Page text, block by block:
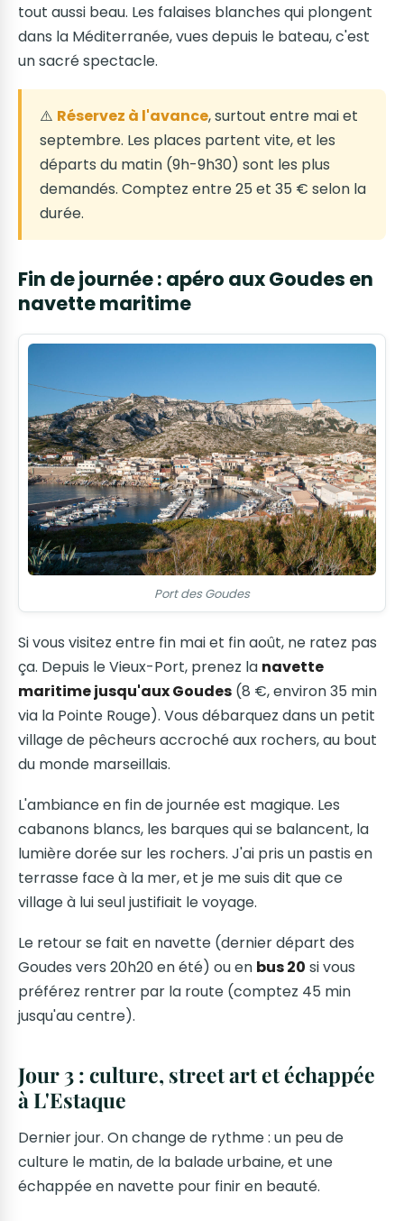
tout aussi beau. Les falaises blanches qui plongent
dans la Méditerranée, vues depuis le bateau, c'est
un sacré spectacle.
⚠️ Réservez à l'avance, surtout entre mai et
septembre. Les places partent vite, et les
départs du matin (9h-9h30) sont les plus
demandés. Comptez entre 25 et 35 € selon la
durée.
Fin de journée : apéro aux Goudes en
navette maritime
Port des Goudes
Si vous visitez entre fin mai et fin août, ne ratez pas
ça. Depuis le Vieux-Port, prenez la navette
maritime jusqu'aux Goudes (8 €, environ 35 min
via la Pointe Rouge). Vous débarquez dans un petit
village de pêcheurs accroché aux rochers, au bout
du monde marseillais.
L'ambiance en fin de journée est magique. Les
cabanons blancs, les barques qui se balancent, la
lumière dorée sur les rochers. J'ai pris un pastis en
terrasse face à la mer, et je me suis dit que ce
village à lui seul justifiait le voyage.
Le retour se fait en navette (dernier départ des
Goudes vers 20h20 en été) ou en bus 20 si vous
préférez rentrer par la route (comptez 45 min
jusqu'au centre).
Jour 3 : culture, street art et échappée
à L'Estaque
Dernier jour. On change de rythme : un peu de
culture le matin, de la balade urbaine, et une
échappée en navette pour finir en beauté.